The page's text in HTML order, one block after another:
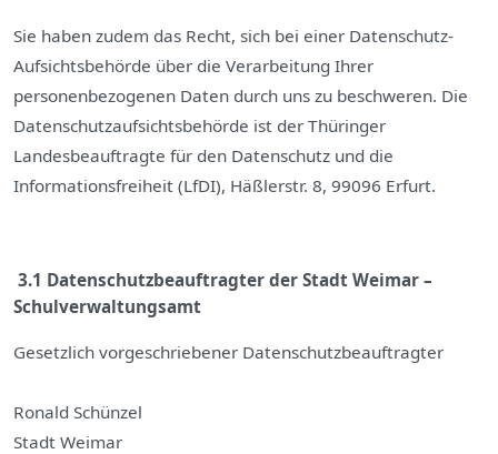
Sie haben zudem das Recht, sich bei einer Datenschutz-
Aufsichtsbehörde über die Verarbeitung Ihrer
personenbezogenen Daten durch uns zu beschweren. Die
Datenschutzaufsichtsbehörde ist der Thüringer
Landesbeauftragte für den Datenschutz und die
Informationsfreiheit (LfDI), Häßlerstr. 8, 99096 Erfurt.
3.1 Datenschutzbeauftragter der Stadt Weimar –
Schulverwaltungsamt
Gesetzlich vorgeschriebener Datenschutzbeauftragter
Ronald Schünzel
Stadt Weimar